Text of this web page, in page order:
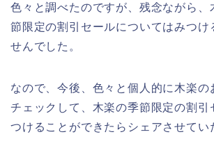
色々と調べたのですが、残念ながら、
節限定の割引セールについてはみつけ
せんでした。
なので、今後、色々と個人的に木楽の
チェックして、木楽の季節限定の割引
つけることができたらシェアさせてい